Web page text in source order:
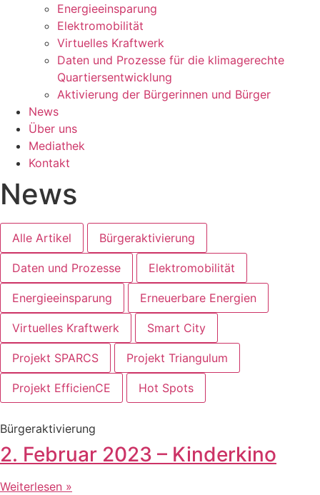
Energieeinsparung
Elektromobilität
Virtuelles Kraftwerk
Daten und Prozesse für die klimagerechte
Quartiersentwicklung
Aktivierung der Bürgerinnen und Bürger
News
Über uns
Mediathek
Kontakt
News
Alle Artikel Bürgeraktivierung
Daten und Prozesse Elektromobilität
Energieeinsparung Erneuerbare Energien
Virtuelles Kraftwerk Smart City
Projekt SPARCS Projekt Triangulum
Projekt EfficienCE Hot Spots
Bürgeraktivierung
2. Februar 2023 – Kinderkino
Weiterlesen »